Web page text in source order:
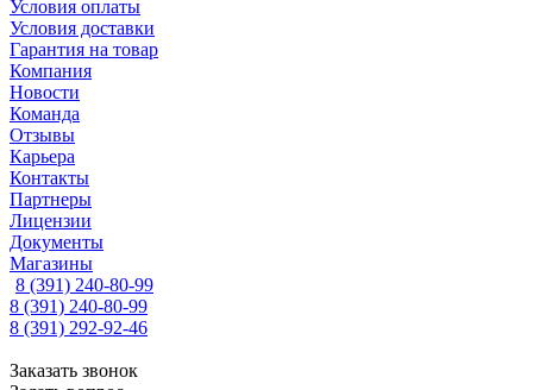
Условия оплаты
Условия доставки
Гарантия на товар
Компания
Новости
Команда
Отзывы
Карьера
Контакты
Партнеры
Лицензии
Документы
Магазины
8 (391) 240-80-99
8 (391) 240-80-99
8 (391) 292-92-46
Заказать звонок